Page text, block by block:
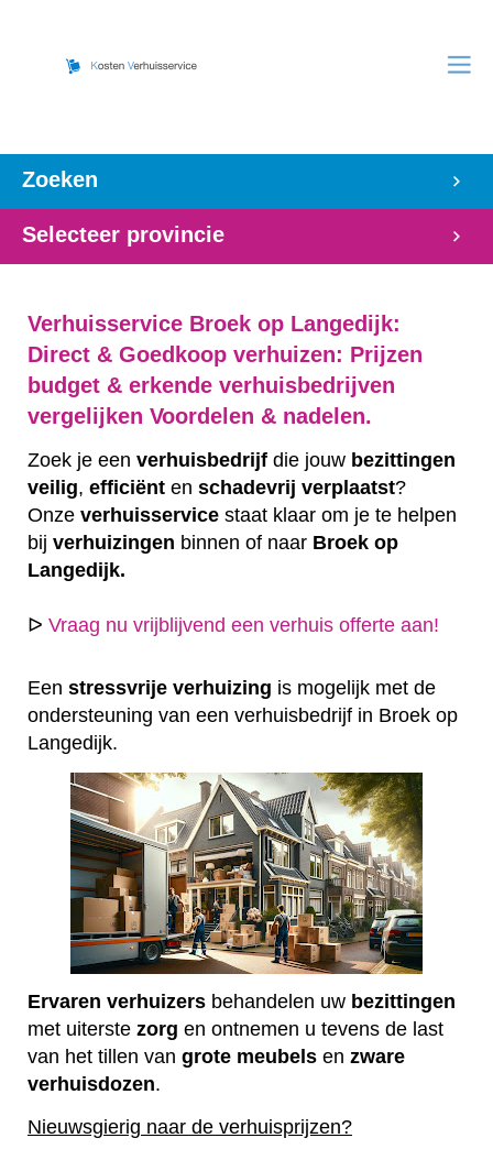
Zoeken
Selecteer provincie
Verhuisservice Broek op Langedijk:
Direct & Goedkoop verhuizen: Prijzen
budget & erkende verhuisbedrijven
vergelijken Voordelen & nadelen.
Zoek je een verhuisbedrijf die jouw bezittingen
veilig, efficiënt en schadevrij verplaatst?
Onze verhuisservice staat klaar om je te helpen
bij verhuizingen binnen of naar Broek op
Langedijk.
ᐅ Vraag nu vrijblijvend een verhuis offerte aan!
Een stressvrije verhuizing is mogelijk met de
ondersteuning van een verhuisbedrijf in Broek op
Langedijk.
Ervaren verhuizers behandelen uw bezittingen
met uiterste zorg en ontnemen u tevens de last
van het tillen van grote meubels en zware
verhuisdozen.
Nieuwsgierig naar de verhuisprijzen?